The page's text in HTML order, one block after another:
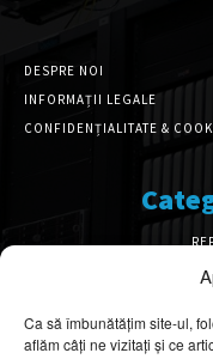
Ca să îmbunătățim site-ul,
aflăm câți ne vizitați și ce
DESPRE NOI
INFORMAȚII LEGALE
CONFIDENȚIALITATE &